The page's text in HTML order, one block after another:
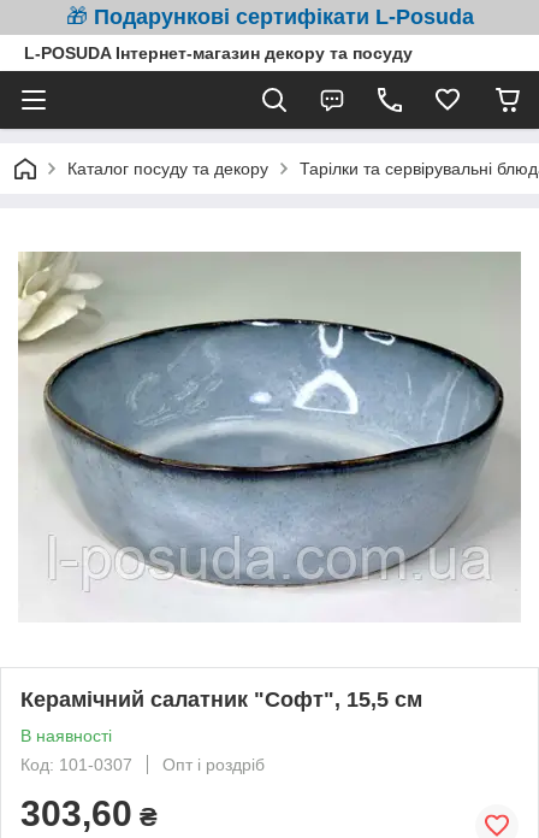
🎁 Подарункові сертифікати L-Posuda
L-POSUDA Інтернет-магазин декору та посуду
Каталог посуду та декору Тарілки та сервірувальні
Керамічний салатник "Софт", 15,5 см
В наявності
Код: 101-0307
Опт і роздріб
303,60 ₴